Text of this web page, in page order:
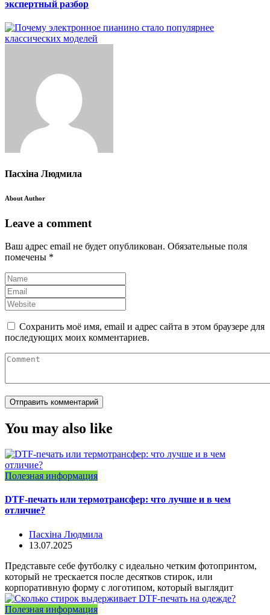
экспертный разбор
Пасхіна Людмила
About Author
Leave a comment
Ваш адрес email не будет опубликован. Обязательные поля
помечены *
Сохранить моё имя, email и адрес сайта в этом браузере для
последующих моих комментариев.
You may also like
Полезная информация
DTF-печать или термотрансфер: что лучше и в чем
отличие?
Пасхіна Людмила
13.07.2025
Представьте себе футболку с идеально четким фотопринтом,
который не трескается после десятков стирок, или
корпоративную форму с логотипом, который выглядит
Полезная информация